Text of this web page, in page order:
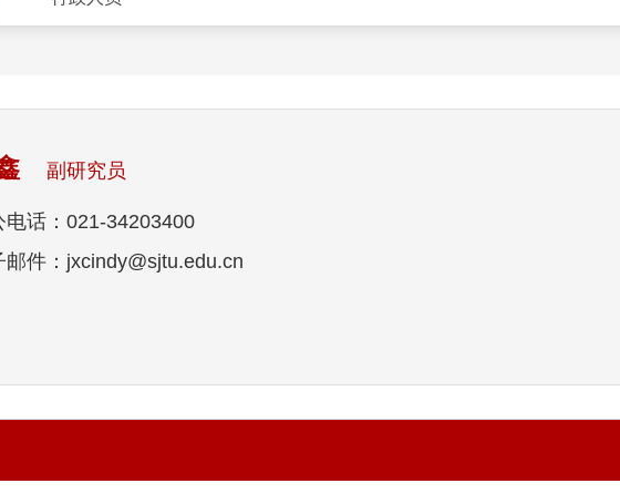
副研究员
电话：021-34203400
邮件：jxcindy@sjtu.edu.cn